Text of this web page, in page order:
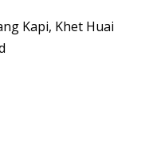
Kapi, Khet Huai